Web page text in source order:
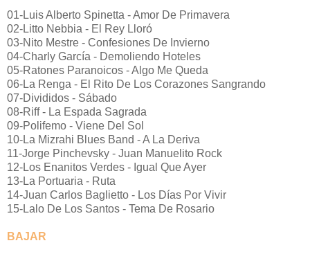
01-Luis Alberto Spinetta - Amor De Primavera
02-Litto Nebbia - El Rey Lloró
03-Nito Mestre - Confesiones De Invierno
04-Charly García - Demoliendo Hoteles
05-Ratones Paranoicos - Algo Me Queda
06-La Renga - El Rito De Los Corazones Sangrando
07-Divididos - Sábado
08-Riff - La Espada Sagrada
09-Polifemo - Viene Del Sol
10-La Mizrahi Blues Band - A La Deriva
11-Jorge Pinchevsky - Juan Manuelito Rock
12-Los Enanitos Verdes - Igual Que Ayer
13-La Portuaria - Ruta
14-Juan Carlos Baglietto - Los Días Por Vivir
15-Lalo De Los Santos - Tema De Rosario
BAJAR